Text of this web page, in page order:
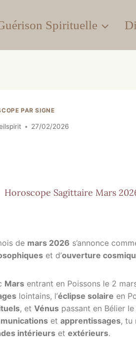
Spirituelle
PAR SIGNE
27/02/2026
Horoscope Sagittaire Mars
de mars 2026 s’annonce
et d’ouverture
Mars entrant en Poissons le 2
lointains, l’éclipse solaire en
, et Vénus passant en Bélier
et apprentissages, tu
intérieurs et extérieurs.